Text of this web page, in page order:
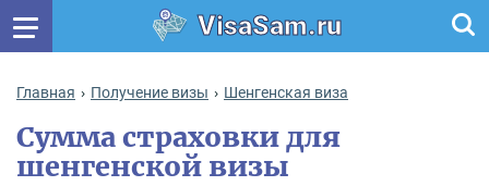
VisaSam.ru
Главная Получение визы Шенгенская виза
Сумма страховки для
шенгенской визы